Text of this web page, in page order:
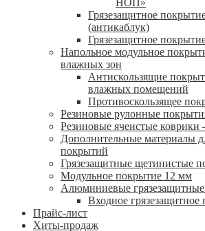
Грязезащитное
(антикаблук)
Грязезащитное
Напольное модульное
влажных зон
Антискользящие
влажных помещений
Противоскользящее
Резиновые рулонные
Резиновые ячеистые коврики
Дополнительные материалы
покрытий
Грязезащитные щетинистые
Модульное покрытие 12 мм
Алюминиевые
Входное
Прайс-лист
Хиты-продаж